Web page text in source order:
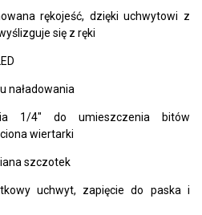
rękojeść, dzięki uchwytowi z
się z ręki
naładowania
1/4″ do umieszczenia bitów
wiertarki
szczotek
uchwyt, zapięcie do paska i